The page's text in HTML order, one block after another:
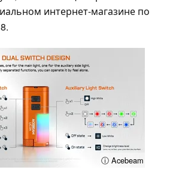
интернет-магазине по
ⓘ Acebeam